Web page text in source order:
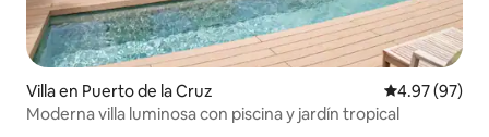
Villa en Puerto de la Cruz Calificación
4.97 (97)
Moderna villa luminosa con piscina y jardín tropical